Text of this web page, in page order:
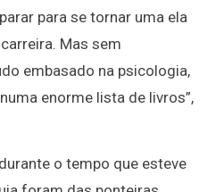
para se tornar uma ela
Mas sem
embasado na psicologia,
enorme lista de livros”,
o tempo que esteve